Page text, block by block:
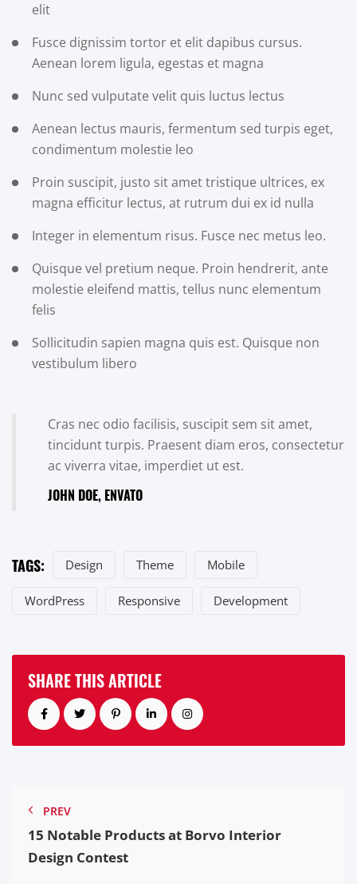
elit
Fusce dignissim tortor et elit dapibus cursus.
Aenean lorem ligula, egestas et magna
Nunc sed vulputate velit quis luctus lectus
Aenean lectus mauris, fermentum sed turpis eget,
condimentum molestie leo
Proin suscipit, justo sit amet tristique ultrices, ex
magna efficitur lectus, at rutrum dui ex id nulla
Integer in elementum risus. Fusce nec metus leo.
Quisque vel pretium neque. Proin hendrerit, ante
molestie eleifend mattis, tellus nunc elementum
felis
Sollicitudin sapien magna quis est. Quisque non
vestibulum libero
Cras nec odio facilisis, suscipit sem sit amet,
tincidunt turpis. Praesent diam eros, consectetur
ac viverra vitae, imperdiet ut est.
JOHN DOE, ENVATO
TAGS: Design Theme Mobile
WordPress Responsive Development
SHARE THIS ARTICLE
PREV
15 Notable Products at Borvo Interior
Design Contest